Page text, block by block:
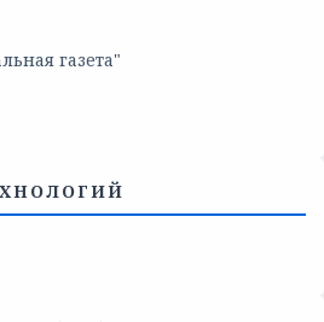
газета"